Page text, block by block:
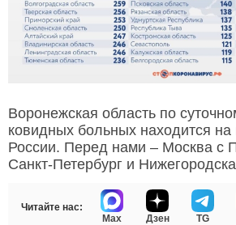
Воронежская область по
ковидных больных находится на
России. Перед нами – Москва с
Санкт-Петербург и
Читайте нас:
Max
Дзен TG